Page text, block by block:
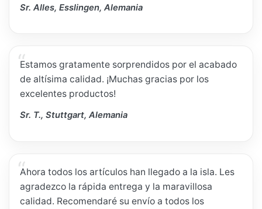
Sr. Alles, Esslingen, Alemania
Estamos gratamente sorprendidos por el acabado
de altísima calidad. ¡Muchas gracias por los
excelentes productos!
Sr. T., Stuttgart, Alemania
Ahora todos los artículos han llegado a la isla. Les
agradezco la rápida entrega y la maravillosa
calidad. Recomendaré su envío a todos los